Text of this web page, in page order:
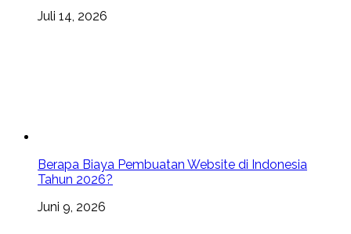
Juli 14, 2026
Berapa Biaya Pembuatan Website di Indonesia
Tahun 2026?
Juni 9, 2026